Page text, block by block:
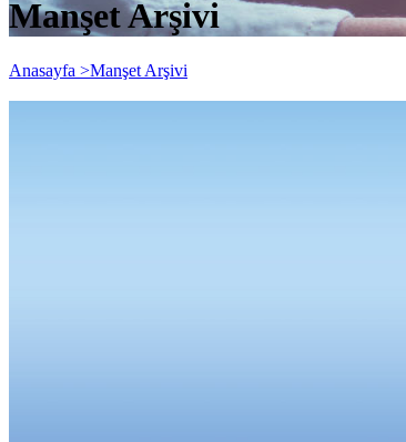
Manşet Arşivi
Anasayfa >Manşet Arşivi